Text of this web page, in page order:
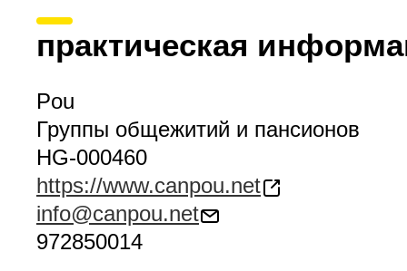
практическая
Pou
Группы общежитий и пансионов
HG-000460
https://www.canpou.net
info@canpou.net
972850014